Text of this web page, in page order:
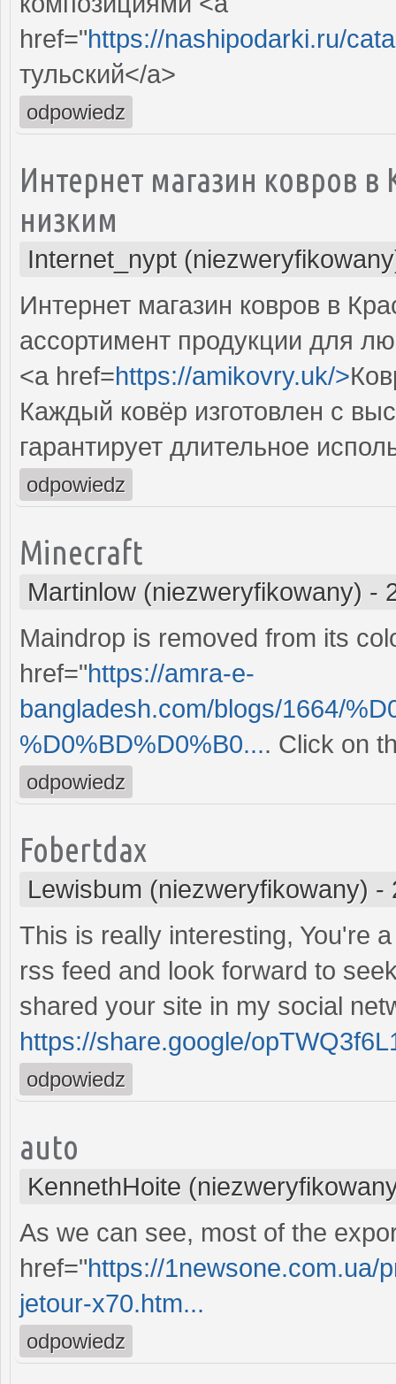
href="https://nashipodarki.ru/
тульский</a>
odpowiedz
Интернет магазин ковров
низким
Internet_nypt
Интернет магазин ковров в
ассортимент продукции для
<a href=https://amikovry.uk/>
Каждый ковёр изготовлен с
гарантирует длительное
odpowiedz
Minecraft
Martinlow (niezweryfikowany) -
Maindrop is removed from its
href="https://amra-e-
bangladesh.com/blogs/1664/
%D0%BD%D0%B0.... Click on
odpowiedz
Fobertdax
Lewisbum (niezweryfikowany) -
This is really interesting, You're
rss feed and look forward to
shared your site in my social
https://share.google/
odpowiedz
auto
KennethHoite
As we can see, most of the
href="https://1newsone.com.ua/
jetour-x70.htm...
odpowiedz